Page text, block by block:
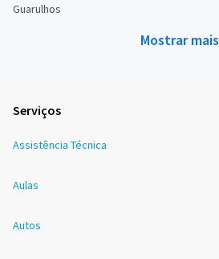
Guarulhos
Mostrar mais
Serviços
Assistência Técnica
Aulas
Autos